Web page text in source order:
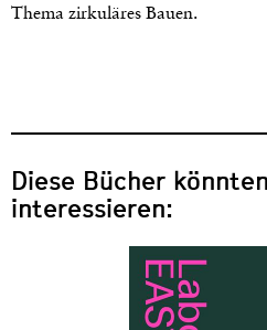
Thema zirkuläres Bauen.
Diese Bücher
interessieren: